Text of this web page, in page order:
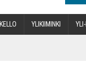
KEL­LO YLI­KII­MIN­KI YLI-II